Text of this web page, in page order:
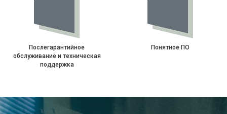
Послегарантийное
обслуживание и техническая
поддержка
Понятное ПО